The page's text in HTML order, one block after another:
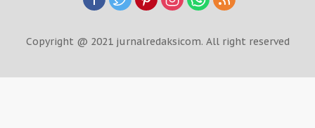
Copyright @ 2021 jurnalredaksicom. All right reserved